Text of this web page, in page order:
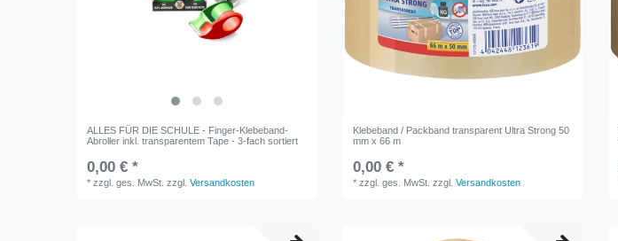
ALLES FÜR DIE SCHULE - Finger-Klebeband-
Abroller inkl. transparentem Tape - 3-fach sortiert
0,00 € *
*zzgl. ges. MwSt. zzgl.Versandkosten
Klebeband / Packband transparent Ultra Strong 50
mm x 66 m
0,00 € *
*zzgl. ges. MwSt. zzgl.Versandkosten